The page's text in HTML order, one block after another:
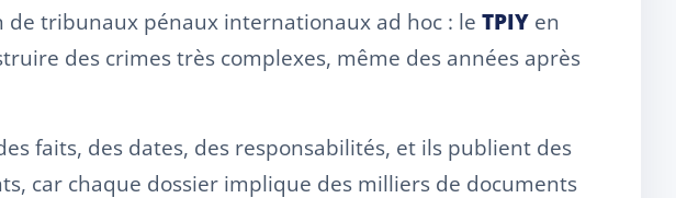
de tribunaux pénaux internationaux ad hoc : le TPIY en
des crimes très complexes, même des années après
faits, des dates, des responsabilités, et ils publient des
car chaque dossier implique des milliers de documents